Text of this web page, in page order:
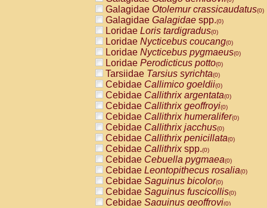
Galagidae Otolemur crassicaudatus(0)
Galagidae Galagidae spp.(0)
Loridae Loris tardigradus(0)
Loridae Nycticebus coucang(0)
Loridae Nycticebus pygmaeus(0)
Loridae Perodicticus potto(0)
Tarsiidae Tarsius syrichta(0)
Cebidae Callimico goeldii(0)
Cebidae Callithrix argentata(0)
Cebidae Callithrix geoffroyi(0)
Cebidae Callithrix humeralifer(0)
Cebidae Callithrix jacchus(0)
Cebidae Callithrix penicillata(0)
Cebidae Callithrixspp.(0)
Cebidae Cebuella pygmaea(0)
Cebidae Leontopithecus rosalia(0)
Cebidae Saguinus bicolor(0)
Cebidae Saguinus fuscicollis(0)
Cebidae Saguinus geoffroyi(0)